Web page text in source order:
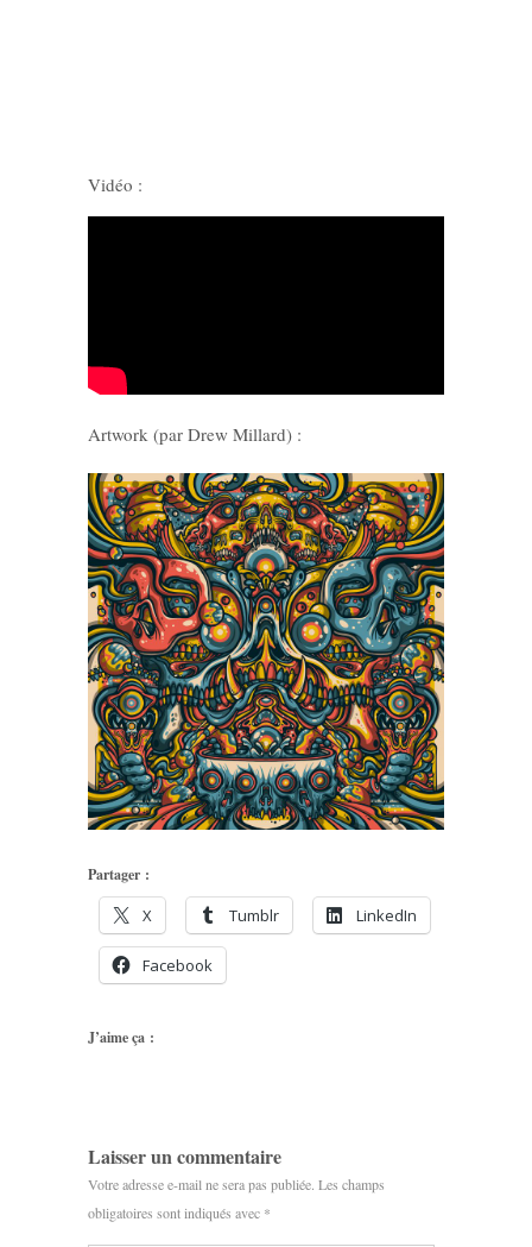
Vidéo :
Artwork (par Drew Millard) :
Partager :
X Tumblr LinkedIn
Facebook
J’aime ça :
Laisser un commentaire
Votre adresse e-mail ne sera pas publiée. Les champs
obligatoires sont indiqués avec *